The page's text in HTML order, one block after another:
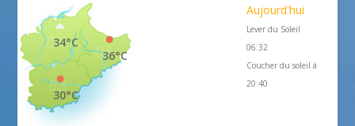
36°C
34°C
30°C
Aujourd'hui
Lever du Soleil
06:32
Coucher du soleil à
20:40